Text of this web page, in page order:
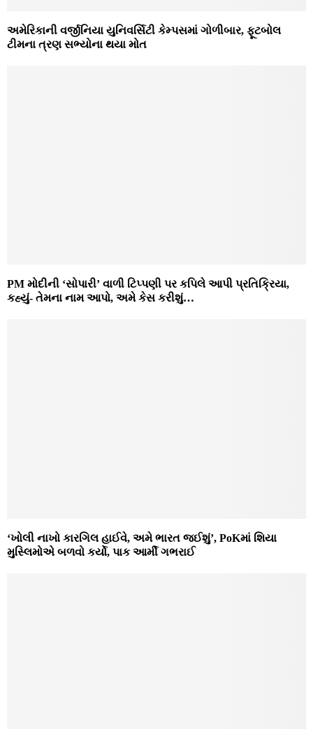
અમેરિકાની વર્જીનિયા યુનિવર્સિટી કેમ્પસમાં ગોળીબાર, ફૂટબોલ
ટીમના ત્રણ સભ્યોના થયા મોત
PM મોદીની ‘સોપારી’ વાળી ટિપ્પણી પર કપિલે આપી પ્રતિક્રિયા,
કહ્યું- તેમના નામ આપો, અમે કેસ કરીશું…
‘ખોલી નાખો કારગિલ હાઈવે, અમે ભારત જઈશું’, PoKમાં શિયા
મુસ્લિમોએ બળવો કર્યો, પાક આર્મી ગભરાઈ